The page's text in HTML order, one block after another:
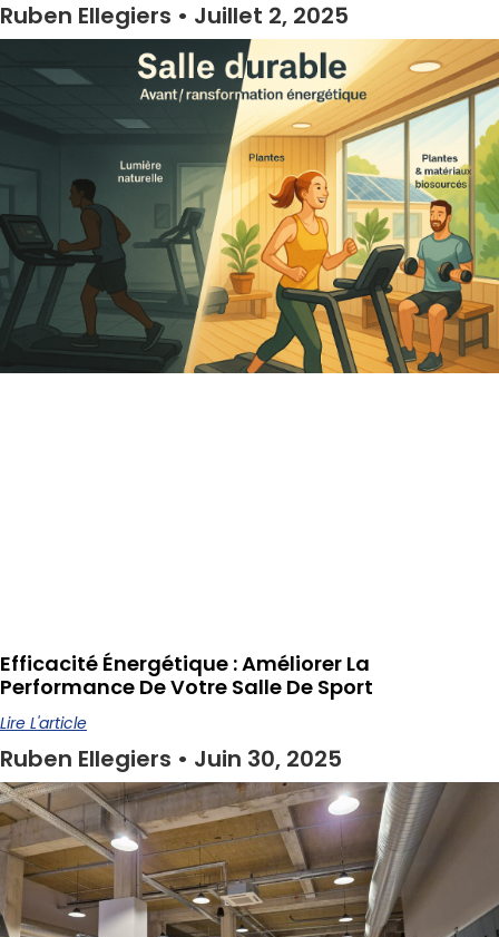
Ruben Ellegiers Juillet 2, 2025
Efficacité Énergétique : Améliorer La
Performance De Votre Salle De Sport
Lire L'article
Ruben Ellegiers Juin 30, 2025